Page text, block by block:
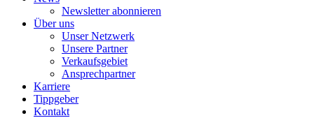
Newsletter abonnieren
Über uns
Unser Netzwerk
Unsere Partner
Verkaufsgebiet
Ansprechpartner
Karriere
Tippgeber
Kontakt